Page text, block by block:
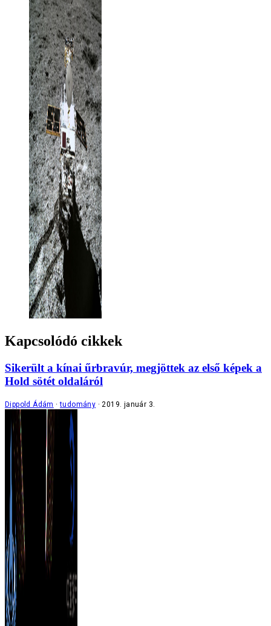
Kapcsolódó cikkek
Sikerült a kínai űrbravúr, megjöttek az első képek a
Hold sötét oldaláról
Dippold Ádám tudomány 2019. január 3.